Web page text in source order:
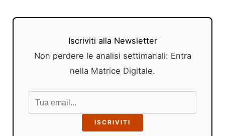
Iscriviti alla Newsletter
Non perdere le analisi settimanali: Entra
nella Matrice Digitale.
ISCRIVITI